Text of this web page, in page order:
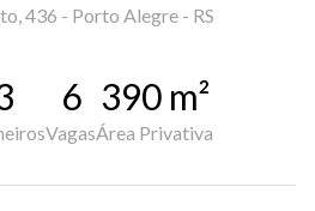
436 - Porto Alegre - RS
6
Vagas
390 m²
Área Privativa